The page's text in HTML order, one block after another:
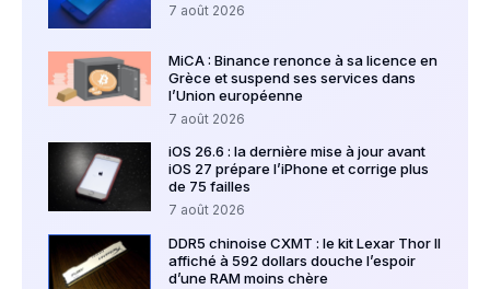
7 août 2026
MiCA : Binance renonce à sa licence en
Grèce et suspend ses services dans
l’Union européenne
7 août 2026
iOS 26.6 : la dernière mise à jour avant
iOS 27 prépare l’iPhone et corrige plus
de 75 failles
7 août 2026
DDR5 chinoise CXMT : le kit Lexar Thor II
affiché à 592 dollars douche l’espoir
d’une RAM moins chère